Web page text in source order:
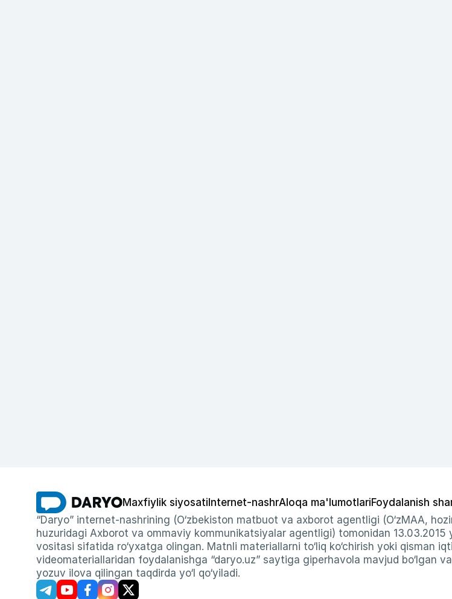
Maxfiylik siyosati Internet-nashrAloqa ma'lumotlariFoydalanish
“Daryo” internet-nashrining (O‘zbekiston matbuot va axborot agentligi (O‘zMAA,
huzuridagi Axborot va ommaviy kommunikatsiyalar agentligi) tomonidan
vositasi sifatida ro‘yxatga olingan. Matnli materiallarni to‘liq ko‘chirish yoki qisman
videomateriallaridan foydalanishga “daryo.uz” saytiga giperhavola mavjud bo‘lgan
yozuv ilova qilingan taqdirda yo‘l qo‘yiladi.